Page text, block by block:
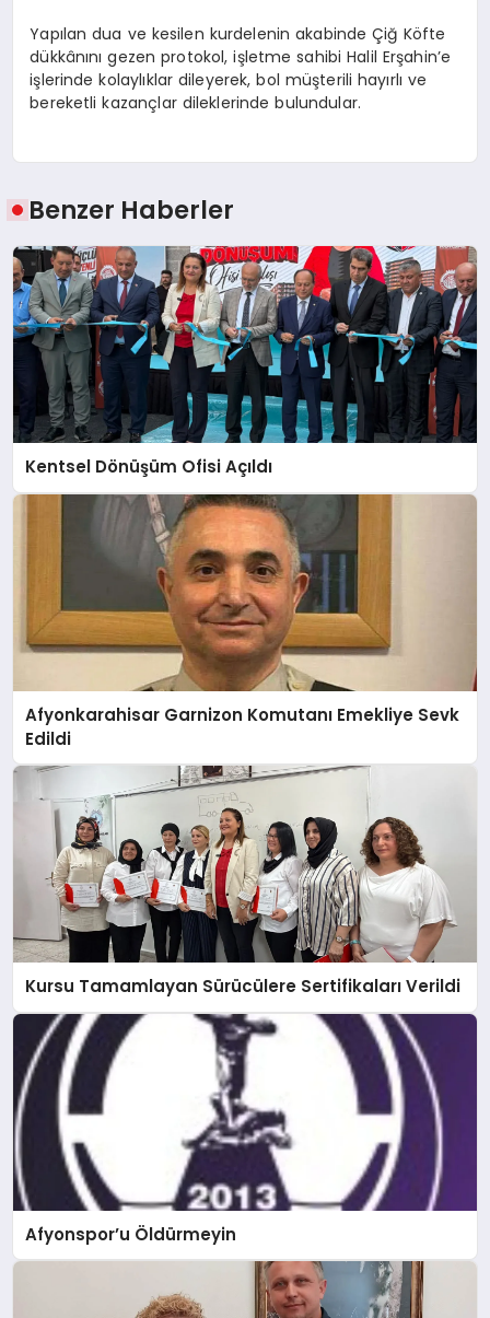
MAGAZIN
SPOR
TEKNOLOJI
Yapılan dua ve kesilen kurdelenin akabinde Çiğ Köfte
dükkânını gezen protokol, işletme sahibi Halil Erşahin’e
işlerinde kolaylıklar dileyerek, bol müşterili hayırlı ve
bereketli kazançlar dileklerinde bulundular.
Benzer Haberler
Kentsel Dönüşüm Ofisi Açıldı
Afyonkarahisar Garnizon Komutanı Emekliye Sevk
Edildi
Kursu Tamamlayan Sürücülere Sertifikaları Verildi
Afyonspor’u Öldürmeyin